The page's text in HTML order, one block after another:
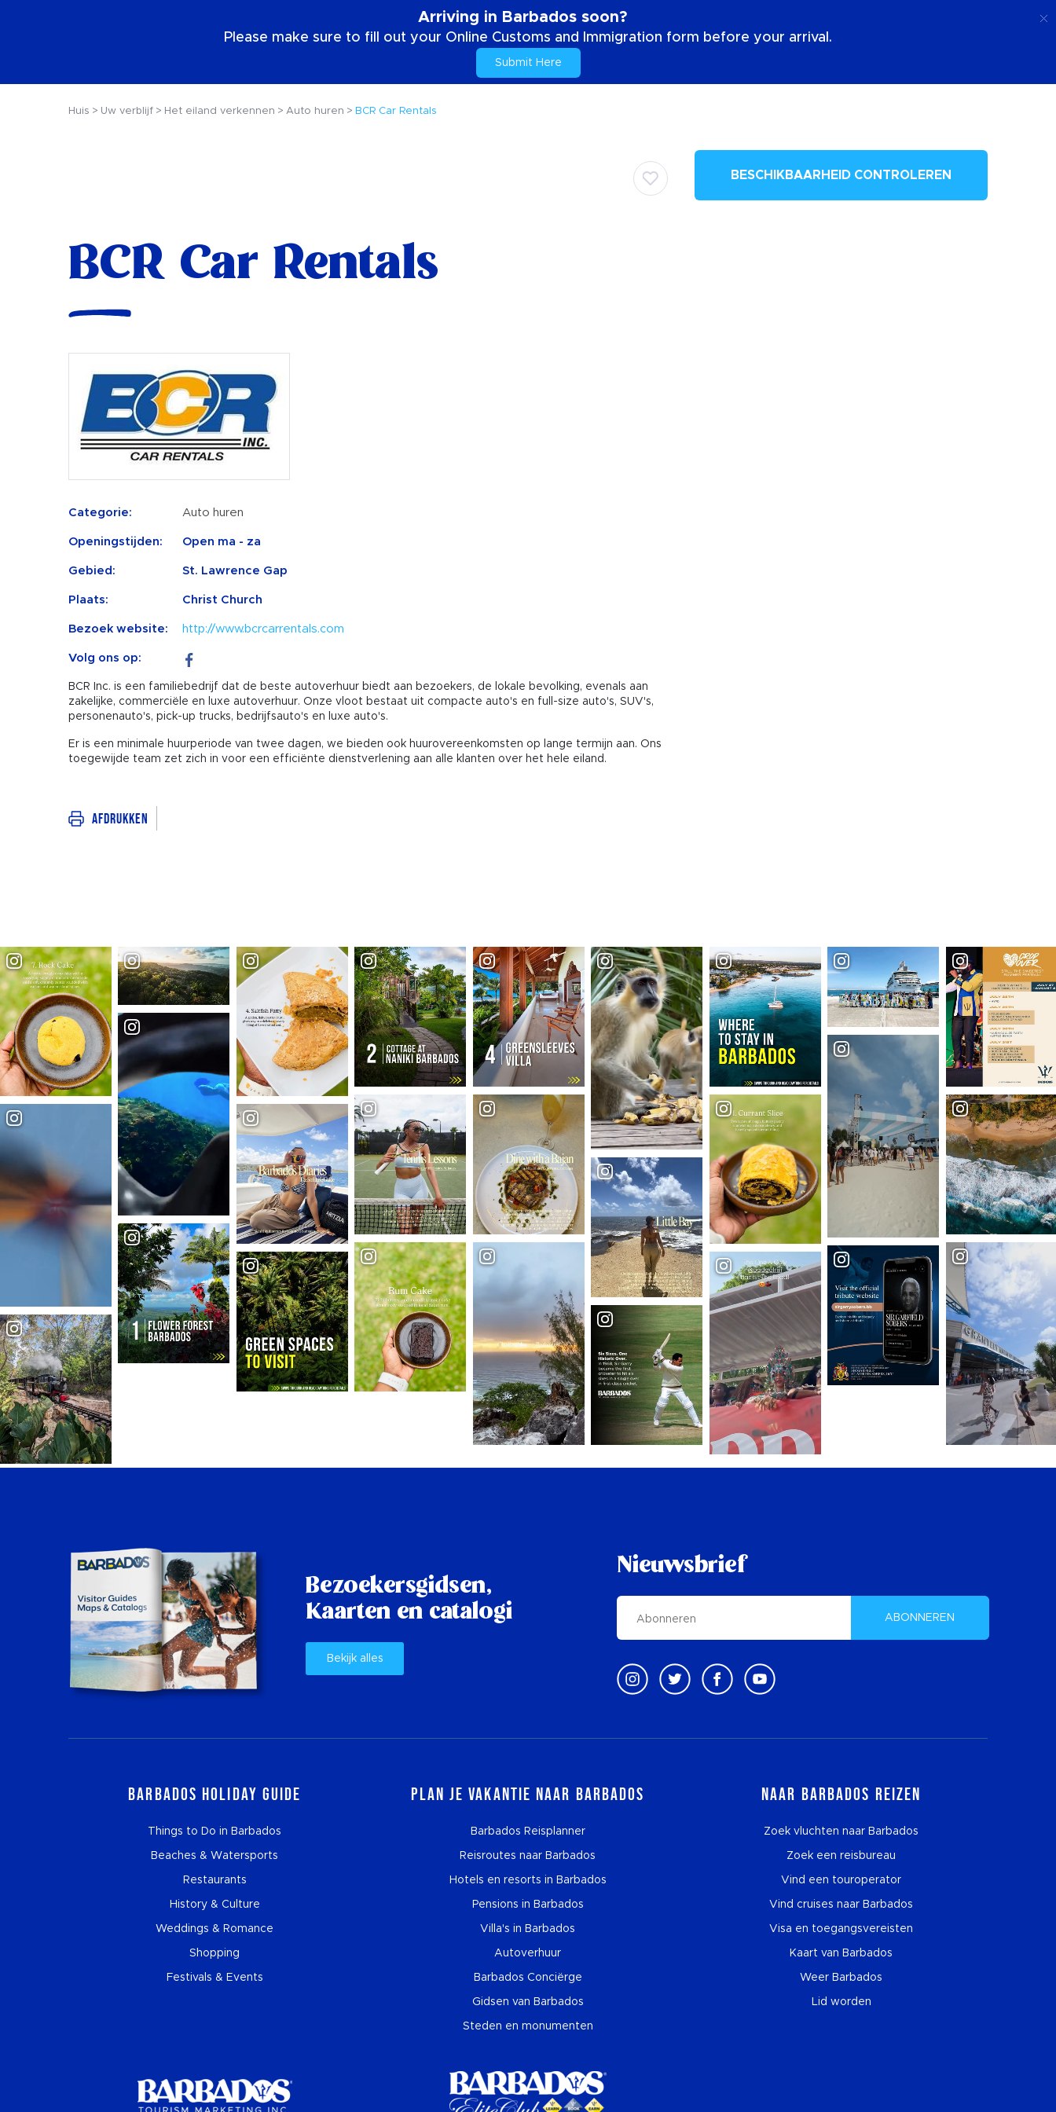
Arriving in Barbados soon?
Please make sure to fill out your Online Customs and Immigration form before your arrival.
Submit Here
Huis Uw verblijf Het eiland verkennen Auto huren BCR Car Rentals
BCR Car Rentals
Categorie: Auto huren
Openingstijden: Open ma - za
Gebied: St. Lawrence Gap
Plaats: Christ Church
Bezoek website: http://www.bcrcarrentals.com
Volg ons op:
BCR Inc. is een familiebedrijf dat de beste autoverhuur biedt aan bezoekers, de lokale bevolking, evenals aan
zakelijke, commerciële en luxe autoverhuur. Onze vloot bestaat uit compacte auto's en full-size auto's, SUV's,
personenauto's, pick-up trucks, bedrijfsauto's en luxe auto's.
Er is een minimale huurperiode van twee dagen, we bieden ook huurovereenkomsten op lange termijn aan. Ons
toegewijde team zet zich in voor een efficiënte dienstverlening aan alle klanten over het hele eiland.
Afdrukken
BESCHIKBAARHEID CONTROLEREN
Bezoekersgidsen,
Kaarten en catalogi
Bekijk alles
Nieuwsbrief
ABONNEREN
Barbados Holiday Guide
Things to Do in Barbados
Beaches & Watersports
Restaurants
History & Culture
Weddings & Romance
Shopping
Festivals & Events
Plan je vakantie naar Barbados
Barbados Reisplanner
Reisroutes naar Barbados
Hotels en resorts in Barbados
Pensions in Barbados
Villa's in Barbados
Autoverhuur
Barbados Conciërge
Gidsen van Barbados
Steden en monumenten
Naar Barbados reizen
Zoek vluchten naar Barbados
Zoek een reisbureau
Vind een touroperator
Vind cruises naar Barbados
Visa en toegangsvereisten
Kaart van Barbados
Weer Barbados
Lid worden